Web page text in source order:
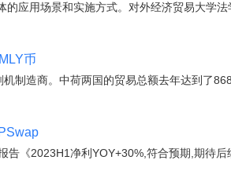
应用场景和实施方式。对外经济贸易大学
币
制造商。中荷两国的贸易总额去年达到了
《2023H1净利YOY+30%,符合预期,期待